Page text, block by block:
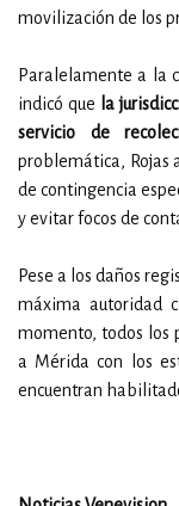
movilización de los
Paralelamente a la
indicó que la
servicio de
problemática, Rojas
de contingencia
y evitar focos de
Pese a los daños
máxima autoridad
momento, todos los
a Mérida con los
encuentran